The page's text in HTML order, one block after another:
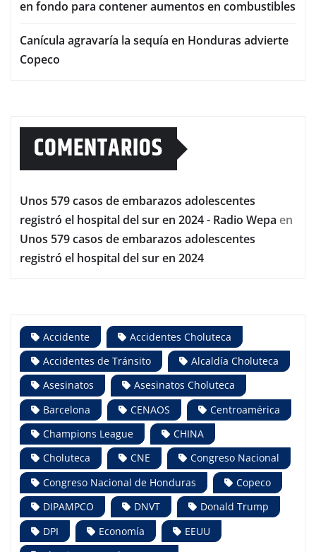
en fondo para contener aumentos en combustibles
Canícula agravaría la sequía en Honduras advierte
Copeco
COMENTARIOS
Unos 579 casos de embarazos adolescentes
registró el hospital del sur en 2024 - Radio Wepa en
Unos 579 casos de embarazos adolescentes
registró el hospital del sur en 2024
Accidente
Accidentes Choluteca
Accidentes de Tránsito
Alcaldía Choluteca
Asesinatos
Asesinatos Choluteca
Barcelona
CENAOS
Centroamérica
Champions League
CHINA
Choluteca
CNE
Congreso Nacional
Congreso Nacional de Honduras
Copeco
DIPAMPCO
DNVT
Donald Trump
DPI
Economía
EEUU